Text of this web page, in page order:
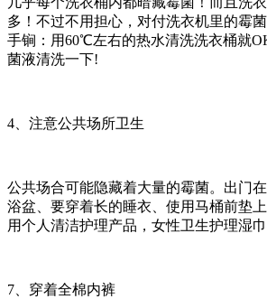
多！不过不用担心，对付洗衣机里的霉
手锏：用60℃左右的热水清洗洗衣桶就
菌液清洗一下!
4、注意公共场所卫生
公共场合可能隐藏着大量的霉菌。出门
浴盆、要穿着长的睡衣、使用马桶前垫
用个人清洁护理产品，女性卫生护理湿巾
7、穿着全棉内裤